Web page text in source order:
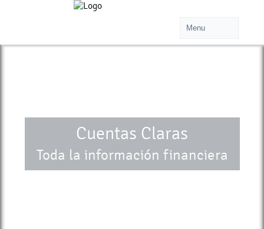
Cuentas Claras
Toda la información financiera